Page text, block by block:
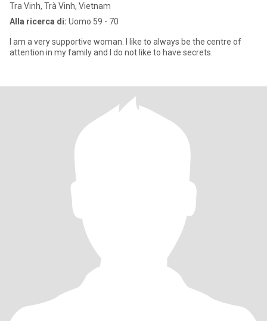
Tra Vinh, Trà Vinh, Vietnam
Alla ricerca di: Uomo 59 - 70
I am a very supportive woman. I like to always be the centre of
attention in my family and I do not like to have secrets.